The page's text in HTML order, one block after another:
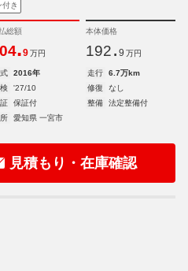
き
総額
.9 万円
本体価格
192. 9 万円
2016年 走行
6.7万km
'27/10 修復
なし
保証付 整備
法定整備付
愛知県 一宮市
見積もり・在庫確認